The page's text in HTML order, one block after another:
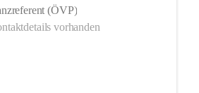
(ÖVP)
vorhanden